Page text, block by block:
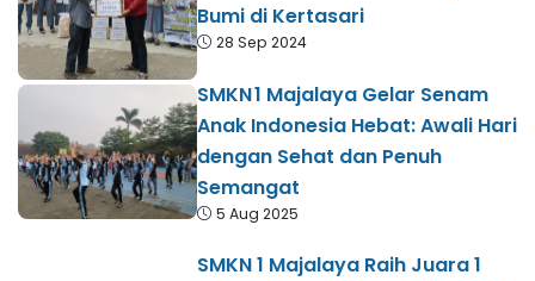
Bumi di Kertasari
28 Sep 2024
SMKN 1 Majalaya Gelar Senam
Anak Indonesia Hebat: Awali Hari
dengan Sehat dan Penuh
Semangat
5 Aug 2025
SMKN 1 Majalaya Raih Juara 1